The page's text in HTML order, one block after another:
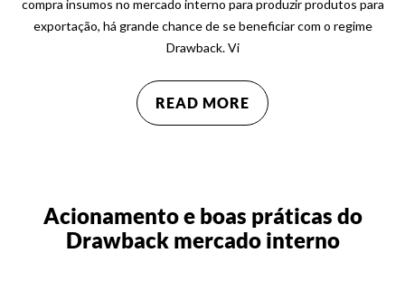
compra insumos no mercado interno para produzir produtos para
exportação, há grande chance de se beneficiar com o regime
Drawback. Vi
READ MORE
Acionamento e boas práticas do
Drawback mercado interno